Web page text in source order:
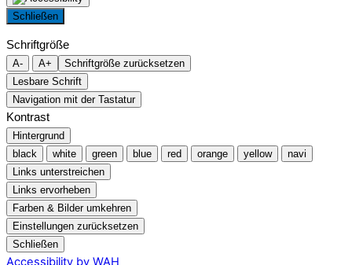
Schließen
Schriftgröße
A- A+
Schriftgröße zurücksetzen
Lesbare Schrift
Navigation mit der Tastatur
Kontrast
Hintergrund
black
white green blue red orange yellow
navi
Links unterstreichen
Links ervorheben
Farben & Bilder umkehren
Einstellungen zurücksetzen
Schließen